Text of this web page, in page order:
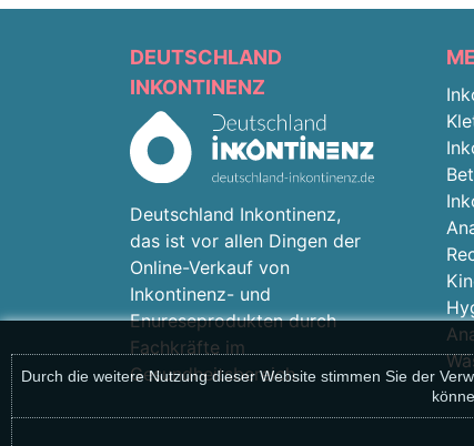
DEUTSCHLAND
INKONTINENZ
Deutschland Inkontinenz,
das ist vor allen Dingen der
Online-Verkauf von
Inkontinenz- und
Enureseprodukten durch
Fachkräfte im
Gesundheitsbereich.
Durch die weitere Nutzung dieser Website stimmen Sie der